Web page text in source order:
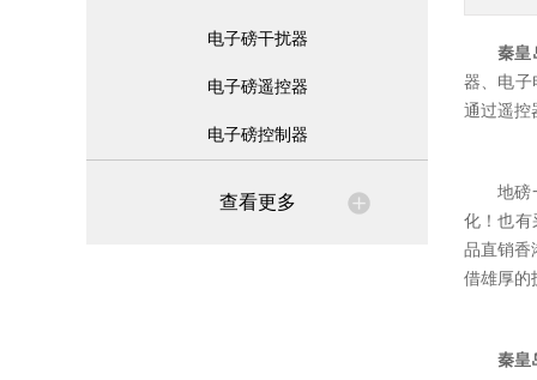
电子磅干扰器
电子磅遥控器
电子磅控制器
查看更多
秦皇
器、电子
通过遥控
地磅
化！也有
品直销香
借雄厚的
秦皇